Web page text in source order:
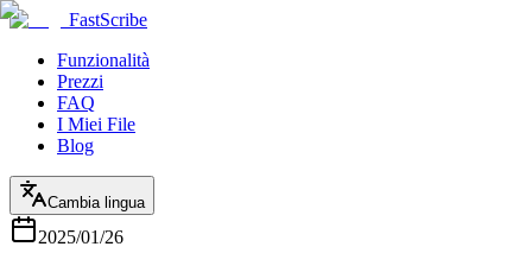
FastScribe
Funzionalità
Prezzi
FAQ
I Miei File
Blog
Cambia lingua
2025/01/26